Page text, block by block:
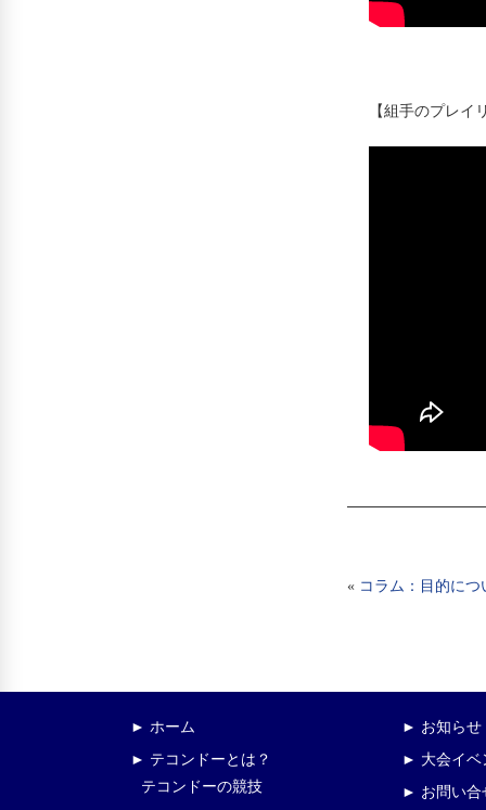
【組手のプレイ
« コラム：目的につ
► ホーム
► テコンドーとは？
テコンドーの競技
► お知らせ
► 大会イベ
► お問い合